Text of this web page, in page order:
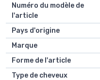
Numéro du modèle de
l'article
Pays d'origine
Marque
Forme de l'article
Type de cheveux